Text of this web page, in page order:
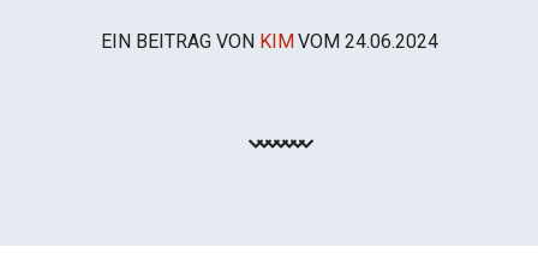
EIN BEITRAG VON KIMVOM 24.06.2024